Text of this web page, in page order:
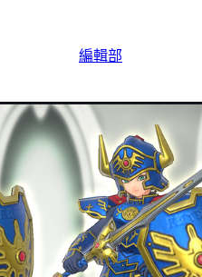
編輯部